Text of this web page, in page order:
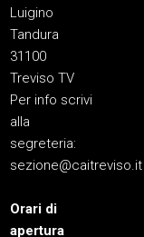
Luigino
Tandura
31100
Treviso TV
Per info scrivi
alla
segreteria:
sezione@caitreviso.it
Orari di
apertura